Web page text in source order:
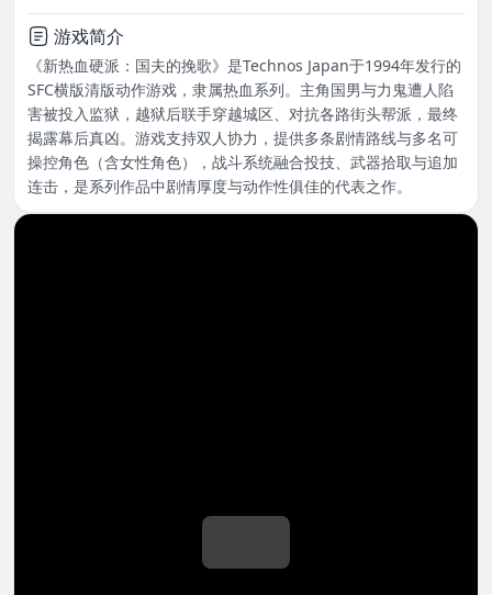
游戏简介
《新热血硬派：国夫的挽歌》是Technos Japan于1994年发行的
SFC横版清版动作游戏，隶属热血系列。主角国男与力鬼遭人陷
害被投入监狱，越狱后联手穿越城区、对抗各路街头帮派，最终
揭露幕后真凶。游戏支持双人协力，提供多条剧情路线与多名可
操控角色（含女性角色），战斗系统融合投技、武器拾取与追加
连击，是系列作品中剧情厚度与动作性俱佳的代表之作。